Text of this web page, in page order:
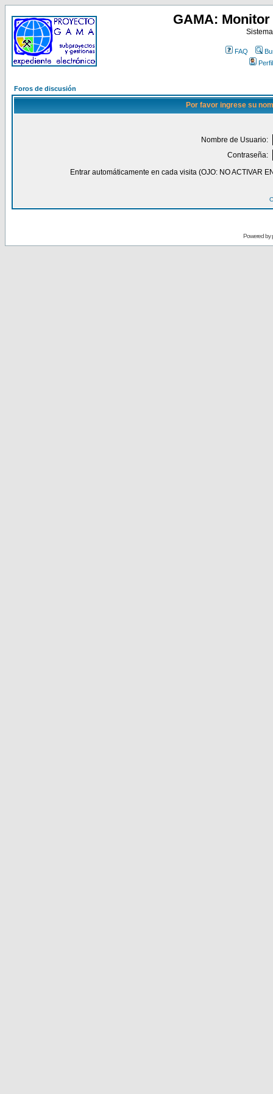
GAMA:
FAQ
Perfil
Foros de discusión
Por favor ingrese su
Nombre de Usuario:
Contraseña:
Entrar automáticamente en cada visita (OJO: NO ACTIVAR
Powered by